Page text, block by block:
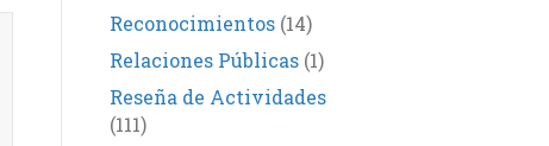
Reconocimientos(14)
Relaciones Públicas(1)
Reseña de Actividades
(111)